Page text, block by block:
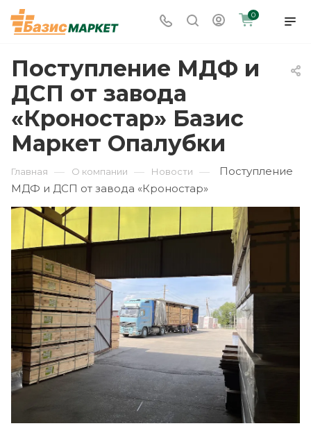
0
Поступление МДФ и
ДСП от завода
«Кроностар» Базис
Маркет Опалубки
Главная — О компании — Новости —
Поступление
МДФ и ДСП от завода «Кроностар»